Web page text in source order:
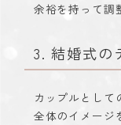
余裕を持って調
3. 結婚式の
カップルとして
全体のイメージ